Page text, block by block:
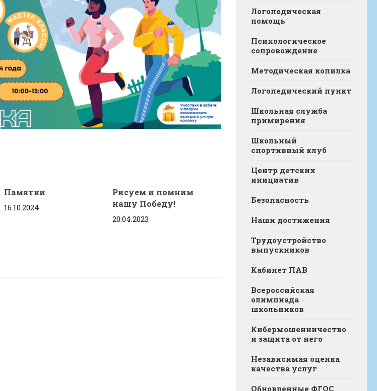
Памятки
16.10.2024
Рисуем и помним
нашу Победу!
20.04.2023
Логопедическая
помощь
Психологическое
сопровождение
Методическая копилка
Логопедический пункт
Школьная служба
примирения
Школьный
спортивный клуб
Центр детских
инициатив
Безопасность
Наши достижения
Трудоустройство
выпускников
Кабинет ПАВ
Всероссийская
олимпиада
школьников
Кибермошенничество
и защита от него
Независимая оценка
качества услуг
Обновленные ФГОС